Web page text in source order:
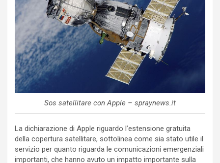
Sos satellitare con Apple – spraynews.it
La dichiarazione di Apple riguardo l’estensione gratuita
della copertura satellitare, sottolinea come sia stato utile il
servizio per quanto riguarda le comunicazioni emergenziali
importanti, che hanno avuto un impatto importante sulla